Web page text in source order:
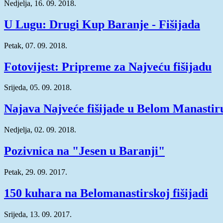
Nedjelja, 16. 09. 2018.
U Lugu: Drugi Kup Baranje - Fišijada
Petak, 07. 09. 2018.
Fotovijest: Pripreme za Najveću fišijadu
Srijeda, 05. 09. 2018.
Najava Najveće fišijade u Belom
Nedjelja, 02. 09. 2018.
Pozivnica na "Jesen u Baranji"
Petak, 29. 09. 2017.
150 kuhara na Belomanastirskoj fišijadi
Srijeda, 13. 09. 2017.